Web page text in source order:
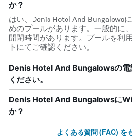
か？
はい、Denis Hotel And Bungalows
めのプールがあります。一般的に
開閉時間があります。プールを利
トにてご確認ください。
Denis Hotel And Bungalowsの電
ください。
Denis Hotel And Bungalowsに
か？
よくある質問 (FAQ) を